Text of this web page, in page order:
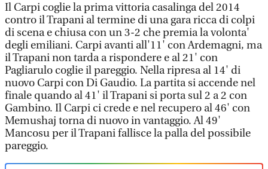
Il Carpi coglie la prima vittoria casalinga del 2014
contro il Trapani al termine di una gara ricca di colpi
di scena e chiusa con un 3-2 che premia la volonta'
degli emiliani. Carpi avanti all'11' con Ardemagni, ma
il Trapani non tarda a rispondere e al 21' con
Pagliarulo coglie il pareggio. Nella ripresa al 14' di
nuovo Carpi con Di Gaudio. La partita si accende nel
finale quando al 41' il Trapani si porta sul 2 a 2 con
Gambino. Il Carpi ci crede e nel recupero al 46' con
Memushaj torna di nuovo in vantaggio. Al 49'
Mancosu per il Trapani fallisce la palla del possibile
pareggio.